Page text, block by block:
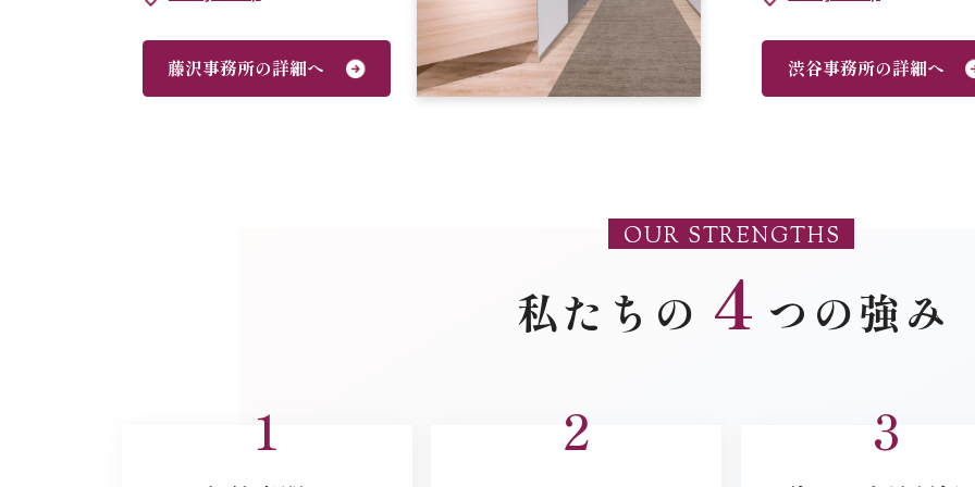
藤沢事務所の詳細へ 渋谷事務所の詳細へ
OUR STRENGTHS
私たちの 4 つの強み
1 2 3